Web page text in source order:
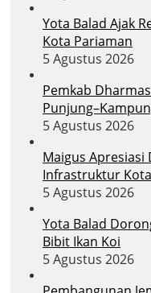
Yota Balad Ajak
Kota Pariaman
5 Agustus 2026
Pemkab
5 Agustus 2026
Maigus
Infrastruktur
5 Agustus 2026
Yota Balad
Bibit Ikan Koi
5 Agustus 2026